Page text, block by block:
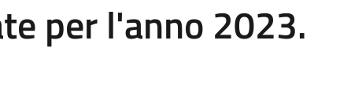
per l'anno 2023.